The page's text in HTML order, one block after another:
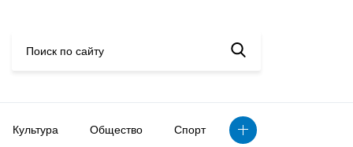
Культура Общество Спорт